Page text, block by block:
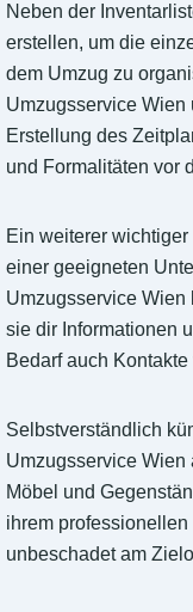
Neben der
erstellen, um die
dem Umzug zu
Umzugsservice Wien
Erstellung des
und Formalitäten vor
Ein weiterer
einer geeigneten
Umzugsservice
sie dir Informationen
Bedarf auch
Selbstverständlich
Umzugsservice Wien
Möbel und
ihrem
unbeschadet am